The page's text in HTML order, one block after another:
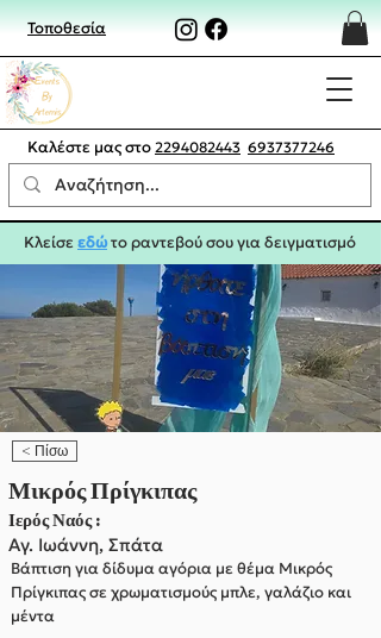
Τοποθεσία
Καλέστε μας στο 2294082443 6937377246
Κλείσεεδώτο ραντεβού σου για δειγματισμό
< Πίσω
Μικρός Πρίγκιπας
Ιερός Ναός :
Αγ. Ιωάννη, Σπάτα
Βάπτιση για δίδυμα αγόρια με θέμα Μικρός
Πρίγκιπας σε χρωματισμούς μπλε, γαλάζιο και
μέντα